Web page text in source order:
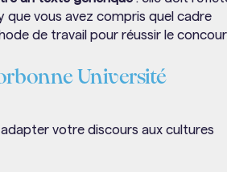
que vous avez compris quel cadre
de travail pour réussir le
Université
votre discours aux cultures